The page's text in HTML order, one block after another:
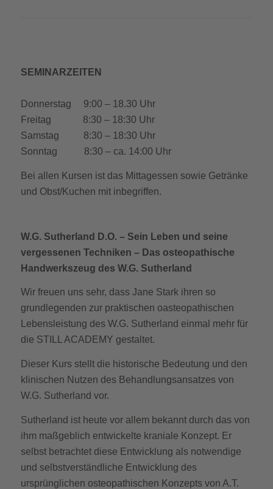
SEMINARZEITEN
Donnerstag 9:00 – 18.30 Uhr
Freitag 8:30 – 18:30 Uhr
Samstag 8:30 – 18:30 Uhr
Sonntag 8:30 – ca. 14:00 Uhr
Bei allen Kursen ist das Mittagessen sowie Getränke
und Obst/Kuchen mit inbegriffen.
W.G. Sutherland D.O. – Sein Leben und seine
vergessenen Techniken – Das osteopathische
Handwerkszeug des W.G. Sutherland
Wir freuen uns sehr, dass Jane Stark ihren so
grundlegenden zur praktischen oasteopathischen
Lebensleistung des W.G. Sutherland einmal mehr für
die STILL ACADEMY gestaltet.
Dieser Kurs stellt die historische Bedeutung und den
klinischen Nutzen des Behandlungsansatzes von
W.G. Sutherland vor.
Sutherland ist heute vor allem bekannt durch das von
ihm maßgeblich entwickelte kraniale Konzept. Er
selbst betrachtet diese Entwicklung als notwendige
und selbstverständliche Entwicklung des
ursprünglichen osteopathischen Konzepts von A.T.